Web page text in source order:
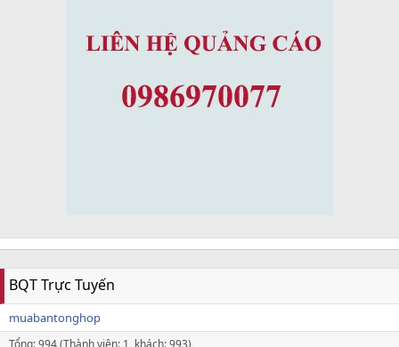
BQT Trực Tuyến
muabantonghop
Tổng: 994 (Thành viên: 1, khách: 993)